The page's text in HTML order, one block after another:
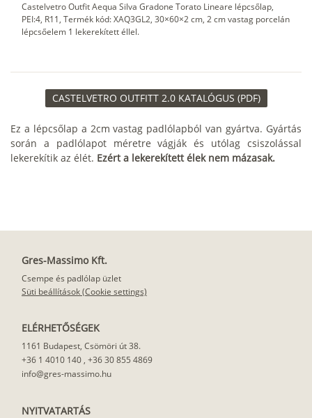
Castelvetro Outfit Aequa Silva Gradone Torato Lineare lépcsőlap,
PEI:4, R11, Termék kód: XAQ3GL2, 30×60×2 cm, 2 cm vastag porcelán
lépcsőelem 1 lekerekített éllel.
CASTELVETRO OUTFITT 2.0 KATALÓGUS (PDF)
Ez a lépcsőlap a 2cm vastag padlólapból van gyártva. Gyártás
során a padlólapot méretre vágják és utólag csiszolással
lekerekítik az élét. Ezért a lekerekített élek nem mázasak.
Gres-Massimo Kft.
Csempe és padlólap üzlet
Süti beállítások (Cookie settings)
ELÉRHETŐSÉGEK
1161 Budapest, Csömöri út 38.
+36 1 4010 140 , +36 30 855 4869
info@gres-massimo.hu
NYITVATARTÁS